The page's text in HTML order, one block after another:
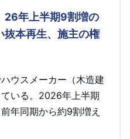
26年上半期9割増の
本再生、施主の権
ウスメーカー（木造建
いる。2026年上半期
年同期から約9割増え